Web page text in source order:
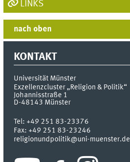
LINKS
nach oben
KONTAKT
Universität Münster
Exzellenzcluster „Religion & Politik“
Johannisstraße 1
D-48143 Münster
Tel:+49 251 83-23376
Fax:+49 251 83-23246
religionundpolitik@uni-muenster.de